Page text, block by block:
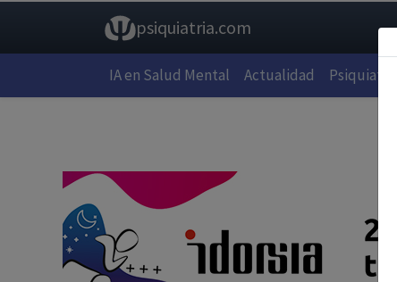
psiquiatria.com
IA en Salud Mental Actualidad Psiquiatría